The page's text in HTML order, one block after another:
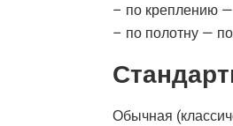
– по креплению
– по полотну —
Обычная